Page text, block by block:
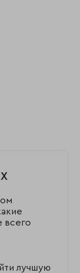
всего
лучшую